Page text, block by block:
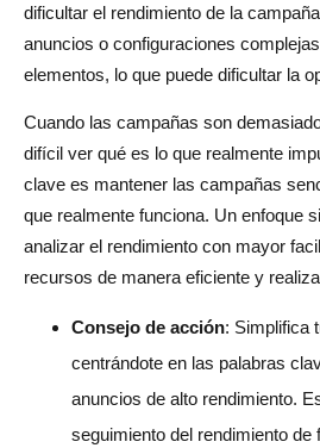
dificultar el rendimiento de la
anuncios o configuraciones
elementos, lo que puede dificultar la
Cuando las campañas son
difícil ver qué es lo que realmente
clave es mantener las campañas
que realmente funciona. Un enfoque
analizar el rendimiento con mayor
recursos de manera eficiente y
Consejo de acción: Simplifica
centrándote en las palabras
anuncios de alto rendimiento.
seguimiento del rendimiento